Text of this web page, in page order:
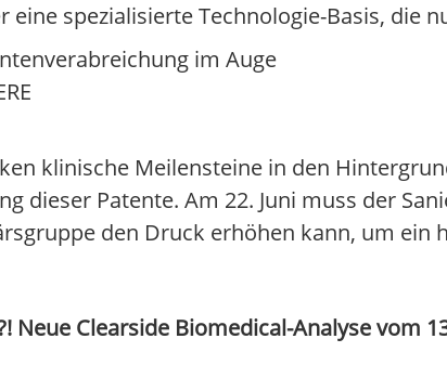
spezialisierte Technologie-Basis, die
im Auge
klinische Meilensteine in den
dieser Patente. Am 22. Juni muss der
den Druck erhöhen kann, um ein
Neue Clearside Biomedical-Analyse vom